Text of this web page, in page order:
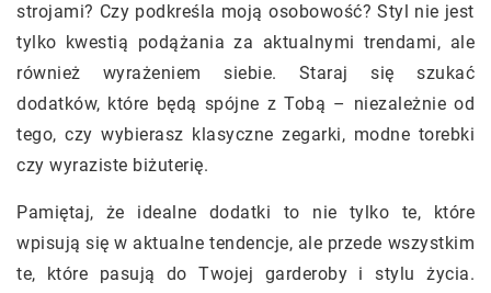
strojami? Czy podkreśla moją osobowość? Styl nie jest
tylko kwestią podążania za aktualnymi trendami, ale
również wyrażeniem siebie. Staraj się szukać
dodatków, które będą spójne z Tobą – niezależnie od
tego, czy wybierasz klasyczne zegarki, modne torebki
czy wyraziste biżuterię.
Pamiętaj, że idealne dodatki to nie tylko te, które
wpisują się w aktualne tendencje, ale przede wszystkim
te, które pasują do Twojej garderoby i stylu życia.